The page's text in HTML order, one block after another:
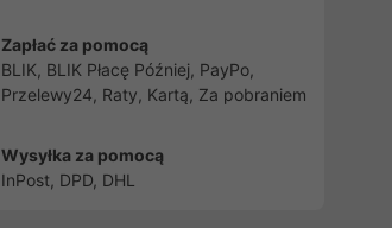
Zapłać za pomocą
BLIK, BLIK Płacę Później, PayPo,
Przelewy24, Raty, Kartą, Za pobraniem
Wysyłka za pomocą
InPost, DPD, DHL